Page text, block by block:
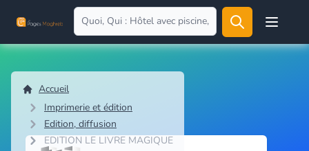
Open
Accueil
Imprimerie et édition
Edition, diffusion
EDITION LE LIVRE MAGIQUE